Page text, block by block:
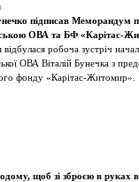
підписав Меморандум
ОВА та БФ «Карітас-
відбулася робоча зустріч
ОВА Віталій Бунечка з
фонду «Карітас-Житомир».
щоб зі зброєю в руках